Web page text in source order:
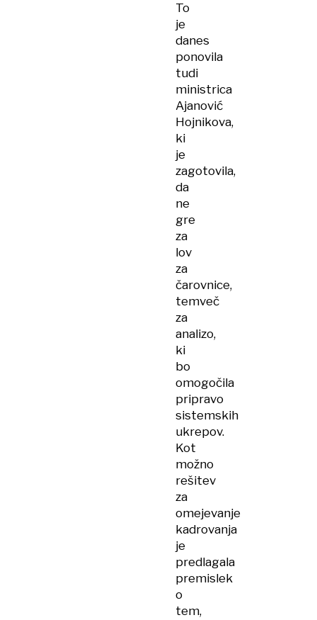
To
je
danes
ponovila
tudi
ministrica
Ajanović
Hojnikova,
ki
je
zagotovila,
da
ne
gre
za
lov
za
čarovnice,
temveč
za
analizo,
ki
bo
omogočila
pripravo
sistemskih
ukrepov.
Kot
možno
rešitev
za
omejevanje
kadrovanja
je
predlagala
premislek
o
tem,